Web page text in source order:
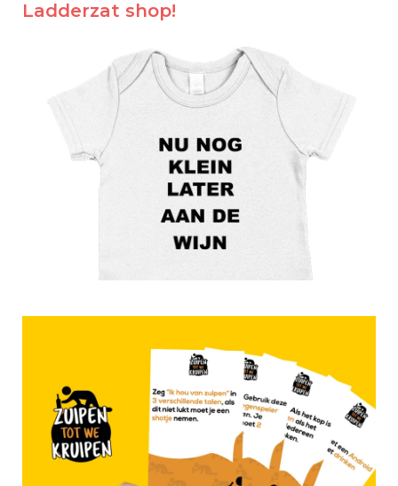
Ladderzat shop!